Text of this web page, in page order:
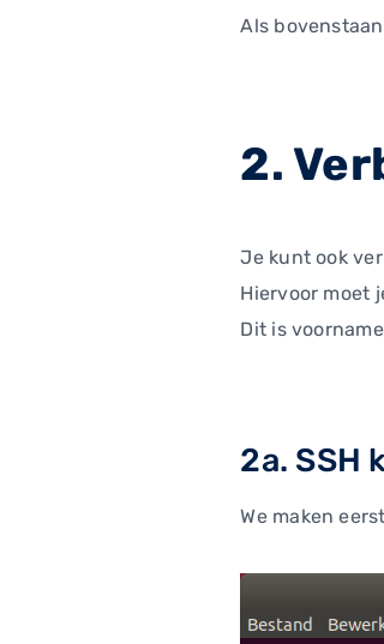
Als
2.
Je kunt ook
Hiervoor moet
Dit is
2a. SSH
We maken